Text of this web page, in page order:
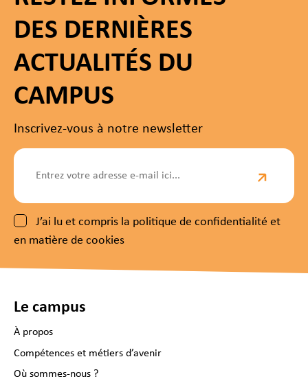
DES DERNIÈRES
ACTUALITÉS DU
CAMPUS
Inscrivez-vous à notre newsletter
J’ai lu et compris la politique de confidentialité et
en matière de cookies
Le campus
À propos
Compétences et métiers d’avenir
Où sommes-nous ?